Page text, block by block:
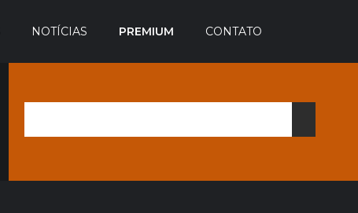
NOTÍCIAS PREMIUM CONTATO